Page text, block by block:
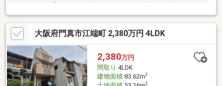
な洗浄機能付温水シャワートイレ・浴室乾燥機付で雨の日でも気
にせずお洗濯・快適な暮らしを守るＴＶモニター付インターホン
≪周辺環境≫・守口市立錦小学校まで徒歩約５分(約388m)・守口
市立錦中学校まで徒歩約７分(約513m)・スーパーまで徒歩約６分
(約449m)
大阪府門真市江端町 2,380万円 4LDK
2,380万円
間取り 4LDK
建物面積83.62m2
2